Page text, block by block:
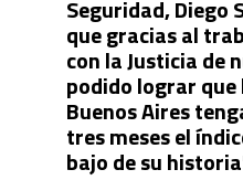
Seguridad,
que gracias al
con la Justicia de
podido lograr que
Buenos Aires
tres meses el
bajo de su